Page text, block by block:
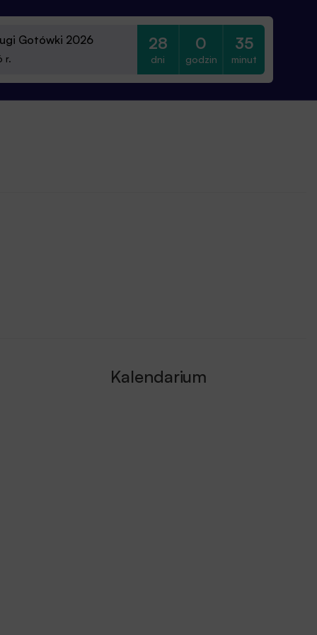
Gotówki 2026
r.
28
dni
0
godzin
35
minut
Kalendarium